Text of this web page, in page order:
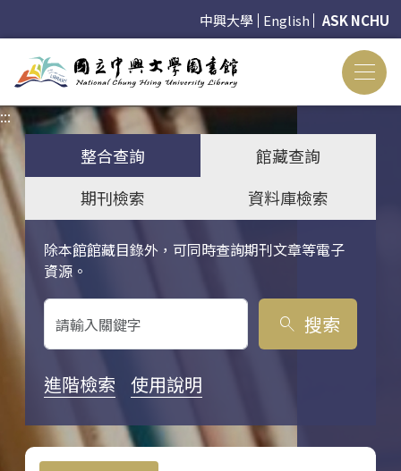
中興大學 English ASK NCHU
:::
整合查詢
館藏查詢
期刊檢索
資料庫檢索
除本館館藏目錄外，可同時查詢期刊文章等電子
資源。
關鍵字搜尋
search 搜索
進階檢索 使用說明